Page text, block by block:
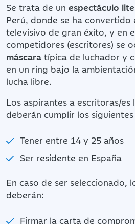
Se trata de un espectáculo
Perú, donde se ha convertido
televisivo de gran éxito, y en
competidores (escritores) se
máscara típica de luchador y
en un ring bajo la
lucha libre.
Los aspirantes a escritoras/es
deberán cumplir los
Tener entre 14 y 25 años
Ser residente en España
En caso de ser seleccionado,
deberán:
Firmar la carta de